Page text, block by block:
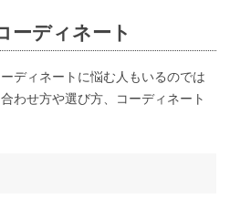
ーディネート
ディネートに悩む人もいるのでは
わせ方や選び方、コーディネート